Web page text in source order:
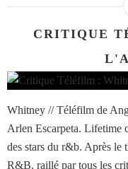
CRITIQUE
Whitney // Téléfilm de
Arlen Escarpeta. Lifetime
des stars du r&b. Après le
R&B, raillé par tous les